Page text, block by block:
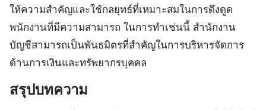
ให้ความสำคัญและใช้กลยุทธ์ที่เหมาะสมในการดึงดูด
พนักงานที่มีความสามารถ ในการทำเช่นนี้ สำนักงาน
บัญชีสามารถเป็นพันธมิตรที่สำคัญในการบริหารจัดการ
ด้านการเงินและทรัพยากรบุคคล
สรุปบทความ